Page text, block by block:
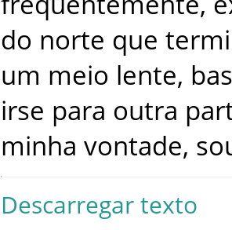
do norte que
um meio lente,
irse para outra
minha vontade,
Descarregar texto